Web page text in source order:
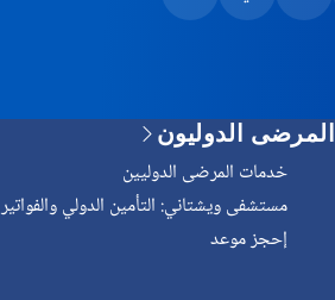
المرضى الدوليون
خدمات المرضى الدوليين
مستشفى ويشتاني: التأمين الدولي والفواتير
إحجز موعد